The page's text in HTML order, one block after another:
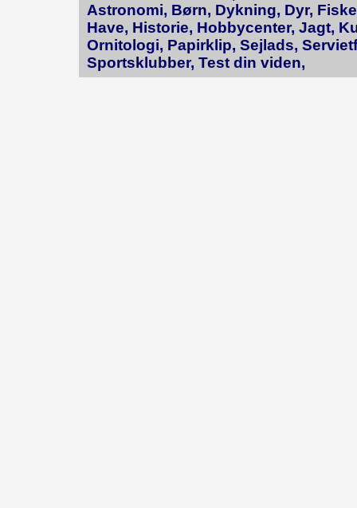
Astronomi, Børn, Dykning, Dyr,
Have, Historie, Hobbycenter, Jagt,
Ornitologi, Papirklip, Sejlads,
Sportsklubber, Test din viden,